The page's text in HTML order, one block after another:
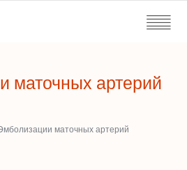
маточных артерий
маточных артерий